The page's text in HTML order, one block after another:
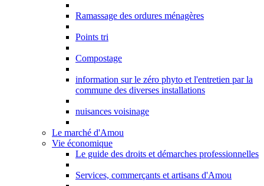
Ramassage des ordures ménagères
Points tri
Compostage
information sur le zéro phyto et l'entretien par la
commune des diverses installations
nuisances voisinage
Le marché d'Amou
Vie économique
Le guide des droits et démarches professionnelles
Services, commerçants et artisans d'Amou